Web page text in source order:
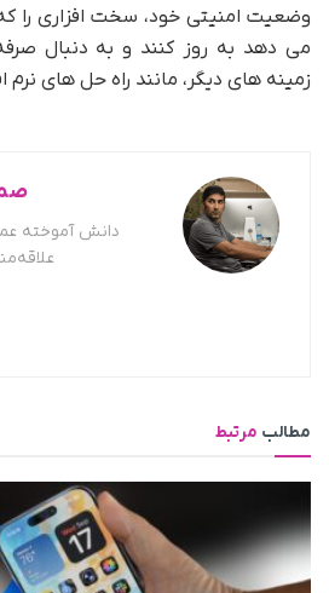
وضعیت امنیتی خود، سخت افزاری را
می دهد به روز کنند و به دنبال
زمینه های دیگر، مانند راه حل های نرم
دانش آموخته
مطالب مرتبط